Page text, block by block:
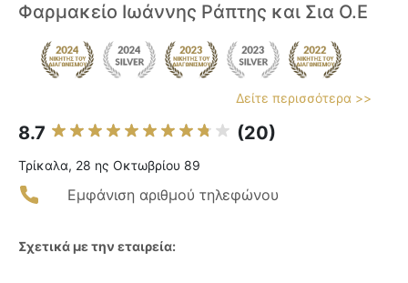
Φαρμακείο Ιωάννης Ράπτης και Σια Ο.Ε
Δείτε περισσότερα >>
8.7 (20)
Τρίκαλα, 28 ης Οκτωβρίου 89
Εμφάνιση αριθμού τηλεφώνου
Σχετικά με την εταιρεία: